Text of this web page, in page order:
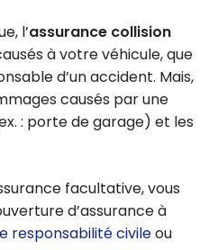
l’assurance collision
à votre véhicule, que
d’un accident. Mais,
causés par une
: porte de garage) et les
facultative, vous
d’assurance à
responsabilité civileou